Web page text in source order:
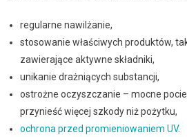
regularne nawilżanie,
stosowanie właściwych produktów,
zawierające aktywne składniki,
unikanie drażniących substancji,
ostrożne oczyszczanie – mocne
przynieść więcej szkody niż pożytku,
ochrona przed promieniowaniem UV.